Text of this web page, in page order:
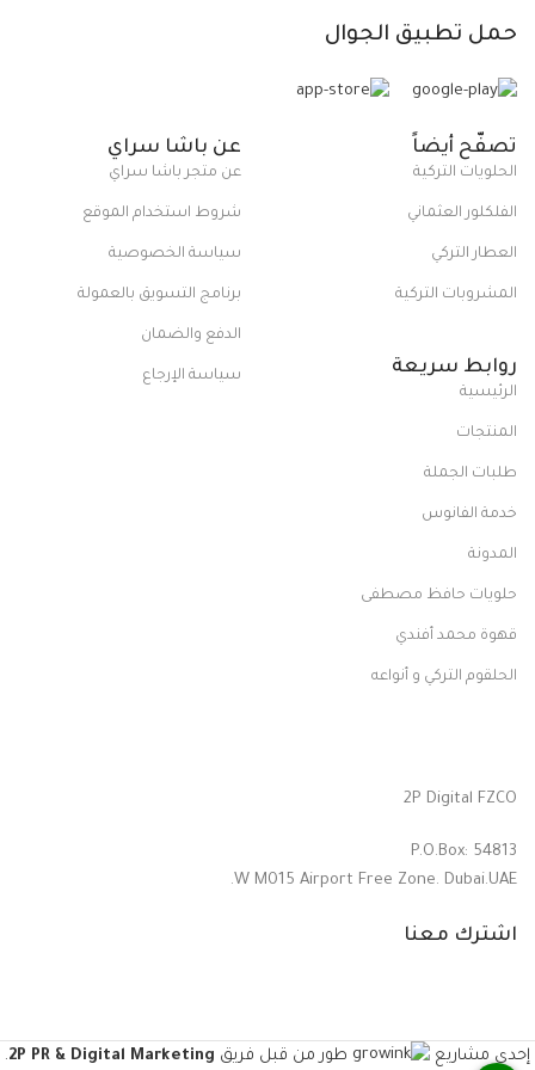
حمل تطبيق الجوال
عن باشا سراي
عن متجر باشا سراي
شروط استخدام الموقع
سياسة الخصوصية
برنامج التسويق بالعمولة
الدفع والضمان
سياسة الإرجاع
تصفّح أيضاً
الحلويات التركية
الفلكلور العثماني
العطار التركي
المشروبات التركية
روابط سريعة
الرئيسية
المنتجات
طلبات الجملة
خدمة الفانوس
المدونة
حلويات حافظ مصطفى
قهوة محمد أفندي
الحلقوم التركي و أنواعه
2P Digital FZCO
P.O.Box: 54813
W M015 Airport Free Zone. Dubai.UAE.
اشترك معنا
إحدى مشاريع طور من قبل فريق 2P PR & Digital Marketing
.